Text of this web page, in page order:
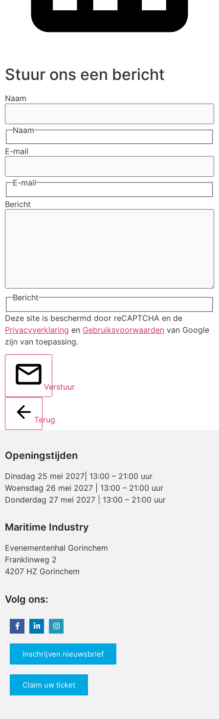
Stuur ons een bericht
Naam
Naam
E-mail
E-mail
Bericht
Bericht
Deze site is beschermd door reCAPTCHA en de
Privacyverklaring en Gebruiksvoorwaarden van Google
zijn van toepassing.
Verstuur
Terug
Openingstijden
Dinsdag 25 mei 2027| 13:00 – 21:00 uur
Woensdag 26 mei 2027 | 13:00 – 21:00 uur
Donderdag 27 mei 2027 | 13:00 – 21:00 uur
Maritime Industry
Evenementenhal Gorinchem
Franklinweg 2
4207 HZ Gorinchem
Volg ons:
Inschrijven nieuwsbrief
Claim uw ticket